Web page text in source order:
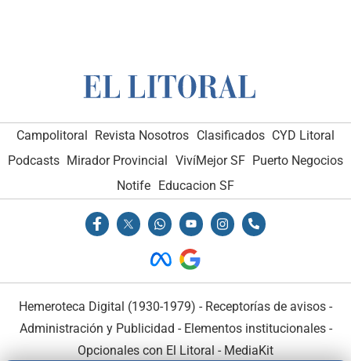
Campolitoral Revista Nosotros Clasificados CYD Litoral
Podcasts Mirador Provincial VivíMejor SF Puerto Negocios
Notife Educacion SF
Hemeroteca Digital (1930-1979) - Receptorías de avisos -
Administración y Publicidad - Elementos institucionales-
Opcionales con El Litoral - MediaKit